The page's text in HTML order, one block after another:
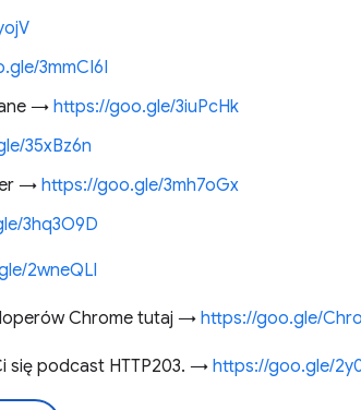
3mmCI6I
→ https://goo.gle/3iuPcHk
35xBz6n
→ https://goo.gle/3mh7oGx
3hq3O9D
2wneQLl
Chrome tutaj →https://goo.gle/
się podcast HTTP203. →https://goo.gle/